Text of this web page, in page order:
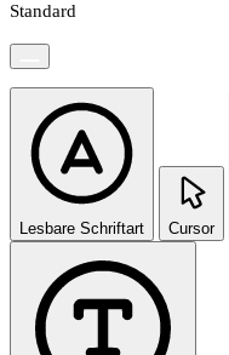
Standard
Lesbare Schriftart Cursor